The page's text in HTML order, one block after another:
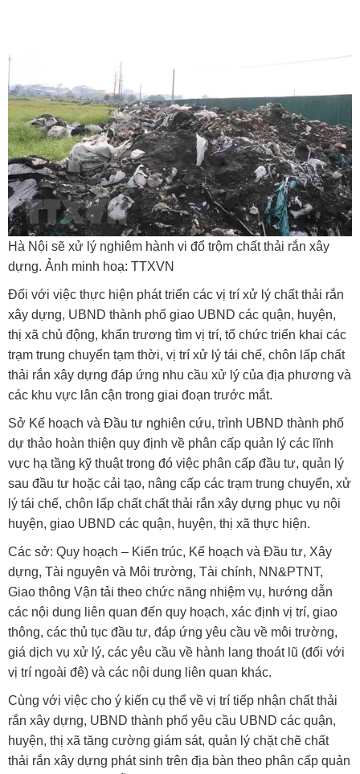
Hà Nội sẽ xử lý nghiêm hành vi đổ trộm chất thải rắn xây
dựng. Ảnh minh hoạ: TTXVN
Đối với việc thực hiện phát triển các vị trí xử lý chất thải rắn
xây dựng, UBND thành phố giao UBND các quận, huyện,
thị xã chủ động, khẩn trương tìm vị trí, tổ chức triển khai các
trạm trung chuyển tạm thời, vị trí xử lý tái chế, chôn lấp chất
thải rắn xây dựng đáp ứng nhu cầu xử lý của địa phương và
các khu vực lân cận trong giai đoạn trước mắt.
Sở Kế hoạch và Đầu tư nghiên cứu, trình UBND thành phố
dự thảo hoàn thiện quy định về phân cấp quản lý các lĩnh
vực hạ tầng kỹ thuật trong đó việc phân cấp đầu tư, quản lý
sau đầu tư hoặc cải tạo, nâng cấp các trạm trung chuyển, xử
lý tái chế, chôn lấp chất chất thải rắn xây dựng phục vụ nội
huyện, giao UBND các quận, huyện, thị xã thực hiện.
Các sở: Quy hoạch – Kiến trúc, Kế hoạch và Đầu tư, Xây
dựng, Tài nguyên và Môi trường, Tài chính, NN&PTNT,
Giao thông Vận tải theo chức năng nhiệm vụ, hướng dẫn
các nội dung liên quan đến quy hoạch, xác định vị trí, giao
thông, các thủ tục đầu tư, đáp ứng yêu cầu về môi trường,
giá dịch vụ xử lý, các yêu cầu về hành lang thoát lũ (đối với
vị trí ngoài đê) và các nội dung liên quan khác.
Cùng với việc cho ý kiến cụ thể về vị trí tiếp nhận chất thải
rắn xây dựng, UBND thành phố yêu cầu UBND các quận,
huyện, thị xã tăng cường giám sát, quản lý chặt chẽ chất
thải rắn xây dựng phát sinh trên địa bàn theo phân cấp quản